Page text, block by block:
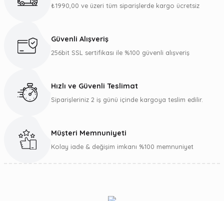
₺1990,00 ve üzeri tüm siparişlerde kargo ücretsiz
Güvenli Alışveriş
256bit SSL sertifikası ile %100 güvenli alışveriş
Hızlı ve Güvenli Teslimat
Siparişleriniz 2 iş günü içinde kargoya teslim edilir.
Müşteri Memnuniyeti
Kolay iade & değişim imkanı %100 memnuniyet